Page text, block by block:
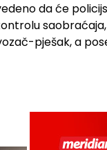
da će
pješak, a